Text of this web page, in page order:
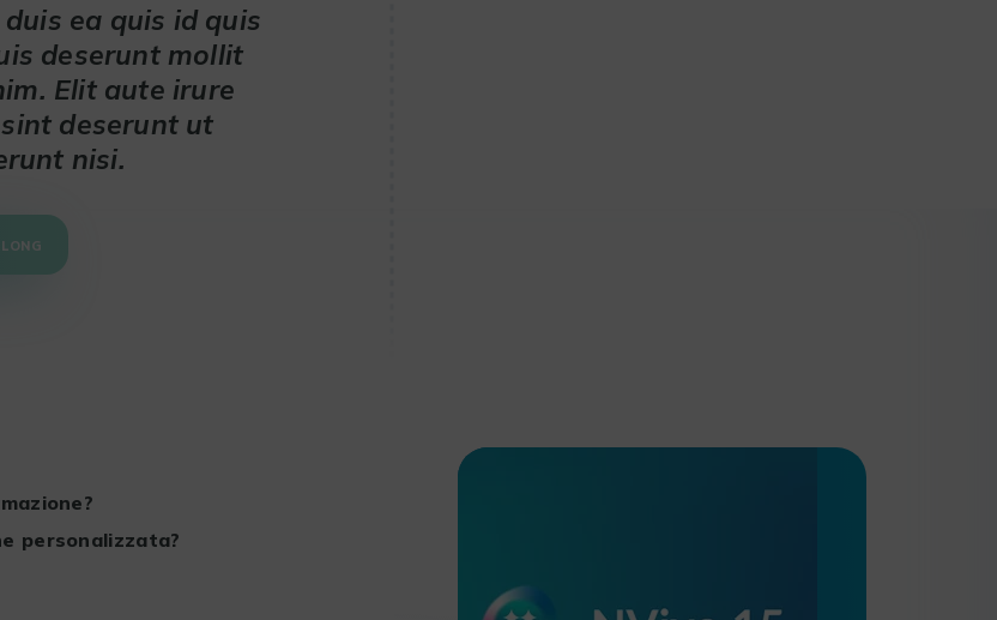
ea quis id quis
deserunt mollit
Elit aute irure
deserunt ut
nisi.
personalizzata?